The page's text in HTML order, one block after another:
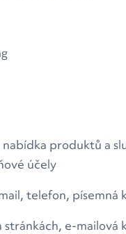
produktů a
účely
telefon,
e-